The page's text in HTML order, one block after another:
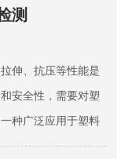
测
伸、抗压等性能是
安全性，需要对塑
种广泛应用于塑料
受力时的强度、刚